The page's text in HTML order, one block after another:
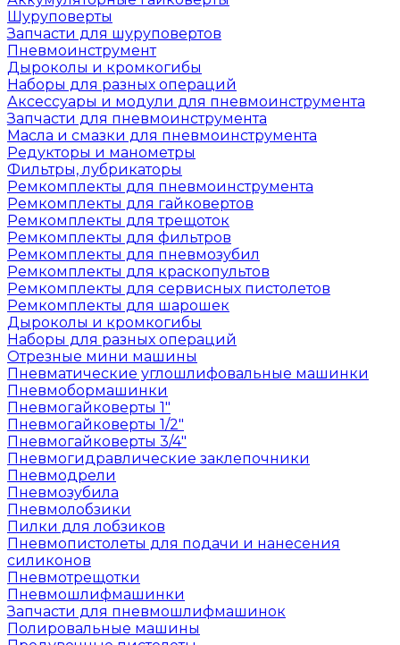
Шуруповерты
Запчасти для шуруповертов
Пневмоинструмент
Дыроколы и кромкогибы
Наборы для разных операций
Аксессуары и модули для пневмоинструмента
Запчасти для пневмоинструмента
Масла и смазки для пневмоинструмента
Редукторы и манометры
Фильтры, лубрикаторы
Ремкомплекты для пневмоинструмента
Ремкомплекты для гайковертов
Ремкомплекты для трещоток
Ремкомплекты для фильтров
Ремкомплекты для пневмозубил
Ремкомплекты для краскопультов
Ремкомплекты для сервисных пистолетов
Ремкомплекты для шарошек
Дыроколы и кромкогибы
Наборы для разных операций
Отрезные мини машины
Пневматические углошлифовальные машинки
Пневмобормашинки
Пневмогайковерты 1"
Пневмогайковерты 1/2"
Пневмогайковерты 3/4"
Пневмогидравлические заклепочники
Пневмодрели
Пневмозубила
Пневмолобзики
Пилки для лобзиков
Пневмопистолеты для подачи и нанесения
силиконов
Пневмотрещотки
Пневмошлифмашинки
Запчасти для пневмошлифмашинок
Полировальные машины